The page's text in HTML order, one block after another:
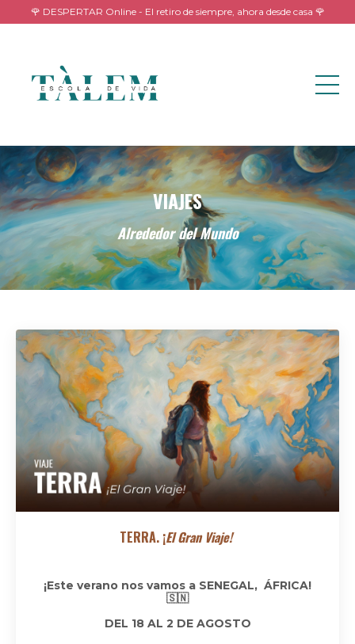
🌹 DESPERTAR Online - El retiro de siempre, ahora desde casa 🌹
VIAJES
Alrededor del Mundo
TERRA. ¡El Gran Viaje!
¡Este verano nos vamos a SENEGAL, ÁFRICA!
🇸🇳
DEL 18 AL 2 DE AGOSTO